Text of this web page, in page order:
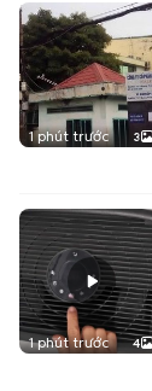
1 phút trước 3
1 phút trước 4